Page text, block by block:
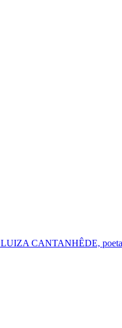
LUIZA CANTANHÊDE, poeta,